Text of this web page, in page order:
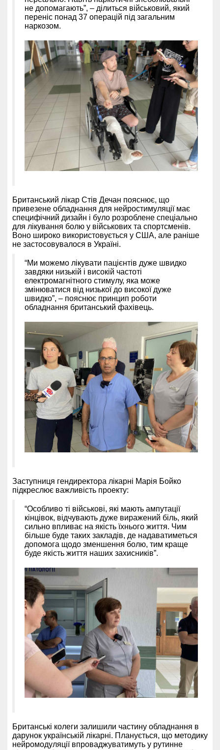
не допомагають”, – ділиться військовий, який
переніс понад 37 операцій під загальним
наркозом.
Британський лікар Стів Дечан пояснює, що
привезене обладнання для нейростимуляції має
специфічний дизайн і було розроблене спеціально
для лікування болю у військових та спортсменів.
Воно широко використовується у США, але раніше
не застосовувалося в Україні.
“Ми можемо лікувати пацієнтів дуже швидко
завдяки низькій і високій частоті
електромагнітного стимулу, яка може
змінюватися від низької до високої дуже
швидко”, – пояснює принцип роботи
обладнання британський фахівець.
Заступниця гендиректора лікарні Марія Бойко
підкреслює важливість проекту:
“Особливо ті військові, які мають ампутації
кінцівок, відчувають дуже виражений біль, який
сильно впливає на якість їхнього життя. Чим
більше буде таких закладів, де надаватиметься
допомога щодо зменшення болю, тим краще
буде якість життя наших захисників”.
Британські колеги залишили частину обладнання в
дарунок українській лікарні. Планується, що методику
нейромодуляції впроваджуватимуть у рутинне